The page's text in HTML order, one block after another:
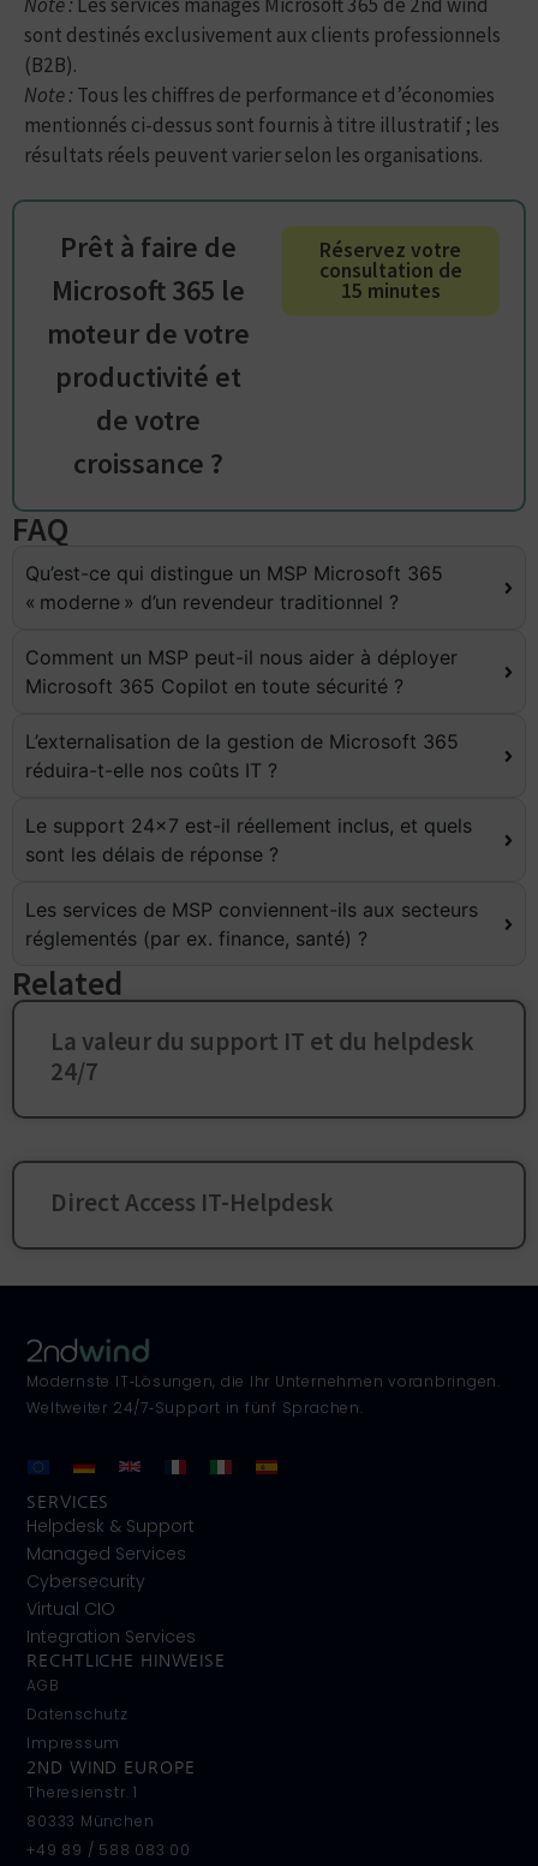
sont destinés exclusivement aux clients professionnels
(B2B).
Note : Tous les chiffres de performance et d’économies
mentionnés ci-dessus sont fournis à titre illustratif ; les
résultats réels peuvent varier selon les organisations.
Prêt à faire de
Microsoft 365 le
moteur de votre
productivité et
de votre
croissance ?
Réservez votre
consultation de
15 minutes
FAQ
Qu’est-ce qui distingue un MSP Microsoft 365
« moderne » d’un revendeur traditionnel ?
Comment un MSP peut-il nous aider à déployer
Microsoft 365 Copilot en toute sécurité ?
L’externalisation de la gestion de Microsoft 365
réduira-t-elle nos coûts IT ?
Le support 24×7 est-il réellement inclus, et quels
sont les délais de réponse ?
Les services de MSP conviennent-ils aux secteurs
réglementés (par ex. finance, santé) ?
Related
La valeur du support IT et du helpdesk
24/7
Direct Access IT-Helpdesk
Modernste IT‑Lösungen, die Ihr Unternehmen voranbringen.
Weltweiter 24/7‑Support in fünf Sprachen.
SERVICES
Helpdesk & Support
Managed Services
Cybersecurity
Virtual CIO
Integration Services
RECHTLICHE HINWEISE
AGB
Datenschutz
Impressum
2ND WIND EUROPE
Theresienstr. 1
80333 München
+49 89 / 588 083 00